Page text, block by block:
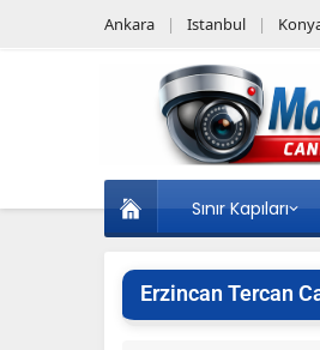
Ankara Istanbul
Sınır Kapıları
Erzincan Tercan